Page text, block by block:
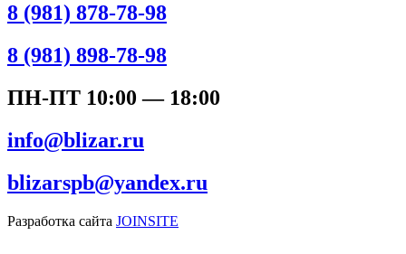
8 (981) 878-78-98
8 (981) 898-78-98
ПН-ПТ 10:00 — 18:00
info@blizar.ru
blizarspb@yandex.ru
Разработка сайта JOINSITE